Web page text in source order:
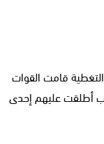
قامت القوات
أطلقت عليهم إحدى